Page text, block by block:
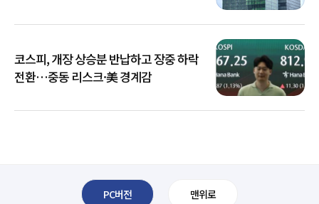
코스피, 개장 상승분 반납하고 장중 하락
전환…중동 리스크·美 경계감
PC버전 맨위로